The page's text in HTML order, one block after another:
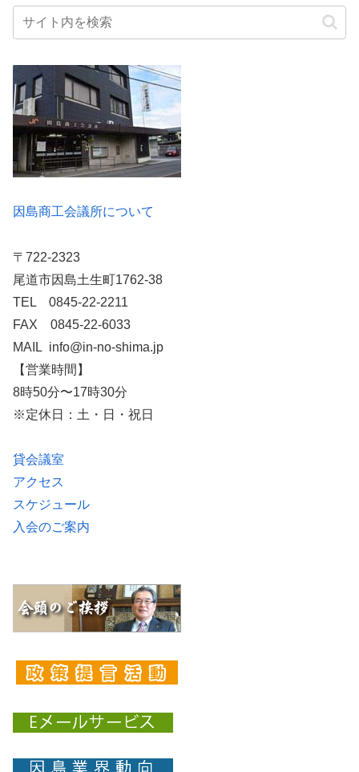
因島商工会議所について
〒722-2323
尾道市因島土生町1762-38
TEL 0845-22-2211
FAX 0845-22-6033
MAIL info@in-no-shima.jp
【営業時間】
8時50分〜17時30分
※定休日：土・日・祝日
貸会議室
アクセス
スケジュール
入会のご案内